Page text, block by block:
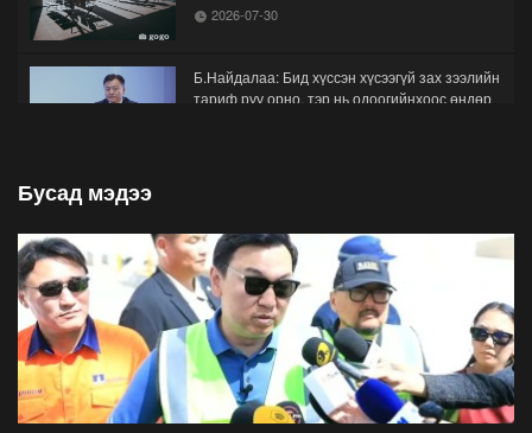
2026-07-30
Б.Найдалаа: Бид хүссэн хүсээгүй зах зээлийн
тариф руу орно, тэр нь одоогийнхоос өндөр
2026-07-22
С.Амарсайхан: Фэйсбүүкээр ангийн групп чат
нээдэг, үүгээр даалгавраа өгдгийг зогсоож,
хаана
2026-07-21
ФОТО: Тажикистан Улсын Ерөнхийлөгчийн
Бусад мэдээ